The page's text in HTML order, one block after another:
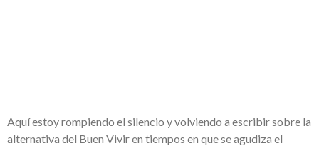
Aquí estoy rompiendo el silencio y volviendo a escribir sobre la
alternativa del Buen Vivir en tiempos en que se agudiza el